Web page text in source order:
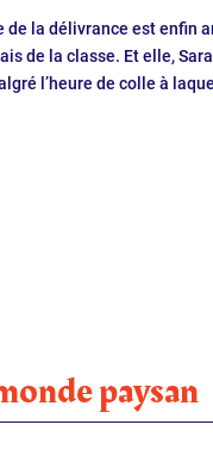
de la délivrance est enfin
de la classe. Et elle,
l’heure de colle à
paysan